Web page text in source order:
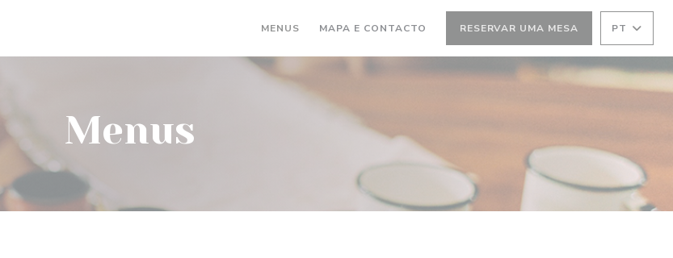
MENUS MAPA E CONTACTO RESERVAR UMA MESA PT
Menus